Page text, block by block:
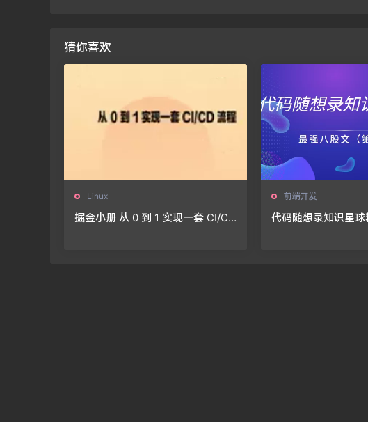
猜你喜欢
Linux
掘金小册 从 0 到 1 实现一套 CI/CD
前端开发
代码随想录知识星